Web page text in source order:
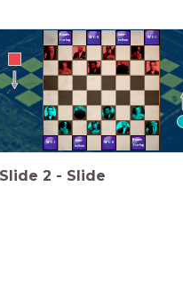
Koude
Oorlog
WO I
WO I
Koude
Oorlog
Inter-
bellum
WO II
WO II
Inter-
bellum
Slide 2 - Slide